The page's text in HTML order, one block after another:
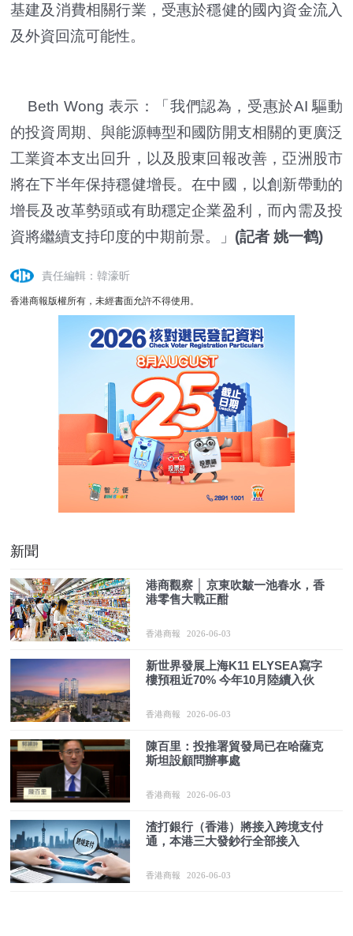
基建及消費相關行業，受惠於穩健的國內資金流入
及外資回流可能性。
Beth Wong 表示：「我們認為，受惠於AI 驅動
的投資周期、與能源轉型和國防開支相關的更廣泛
工業資本支出回升，以及股東回報改善，亞洲股市
將在下半年保持穩健增長。在中國，以創新帶動的
增長及改革勢頭或有助穩定企業盈利，而內需及投
資將繼續支持印度的中期前景。」 (記者 姚一鹤)
責任編輯：韓濠昕
香港商報版權所有，未經書面允許不得使用。
新聞
港商觀察 │ 京東吹皺一池春水，香
港零售大戰正酣
香港商報 2026-06-03
新世界發展上海K11 ELYSEA寫字
樓預租近70% 今年10月陸續入伙
香港商報 2026-06-03
陳百里：投推署貿發局已在哈薩克
斯坦設顧問辦事處
香港商報 2026-06-03
渣打銀行（香港）將接入跨境支付
通，本港三大發鈔行全部接入
香港商報 2026-06-03